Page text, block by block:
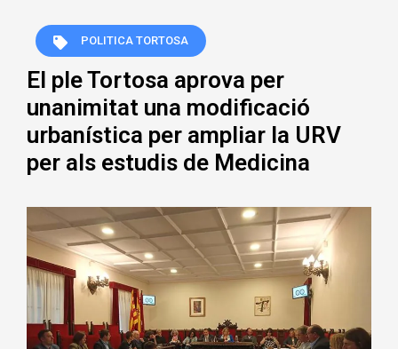
POLITICA TORTOSA
El ple Tortosa aprova per
unanimitat una modificació
urbanística per ampliar la URV
per als estudis de Medicina